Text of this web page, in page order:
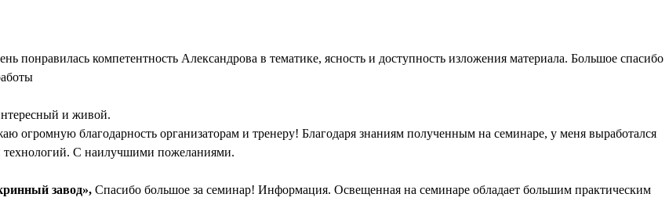
понравилась компетентность Александрова в тематике, ясность и доступность изложения материала. Большое спасибо
и живой.
благодарность организаторам и тренеру! Благодаря знаниям полученным на семинаре, у меня выработался
технологий. С наилучшими пожеланиями.
завод», Спасибо большое за семинар! Информация. Освещенная на семинаре обладает большим практическим